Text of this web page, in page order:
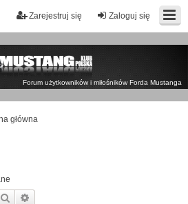
Zaloguj się
Zarejestruj się
Forum użytkowników i miłośników Forda Mustanga
główna
Szukaj